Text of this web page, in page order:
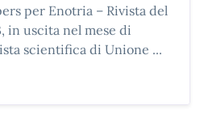
per Enotria – Rivista del
in uscita nel mese di
scientifica di Unione ...